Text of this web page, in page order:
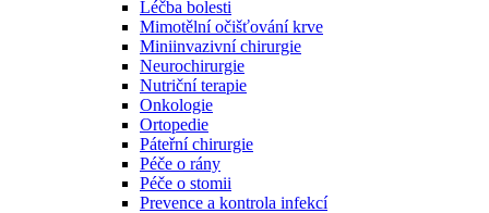
Odborné ambulance
Naše specializované ambulance jsou tu pro vás. Zvolte
specializaci a město, které potřebujete, a objednejte se do naší
ambulance.
Léčba bolesti
Mimotělní očišťování krve
Miniinvazivní chirurgie
Neurochirurgie
Nutriční terapie
Onkologie
Ortopedie
Páteřní chirurgie
Péče o rány
Péče o stomii
Prevence a kontrola infekcí